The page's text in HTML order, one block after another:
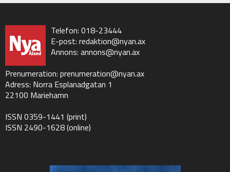
Telefon: 018-23444
E-post: redaktion@nyan.ax
Annons: annons@nyan.ax
Prenumeration: prenumeration@nyan.ax
Adress: Norra Esplanadgatan 1
22100 Mariehamn
ISSN 0359-1441 (print)
ISSN 2490-1628 (online)